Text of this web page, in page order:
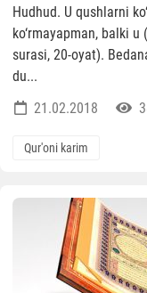
Hudhud. U qushlarni
ko‘rmayapman, balki
surasi, 20-oyat).
du...
21.02.2018
Qur'oni karim